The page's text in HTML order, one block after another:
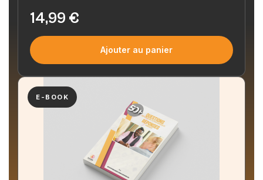
14,99 €
Ajouter au panier
E-BOOK